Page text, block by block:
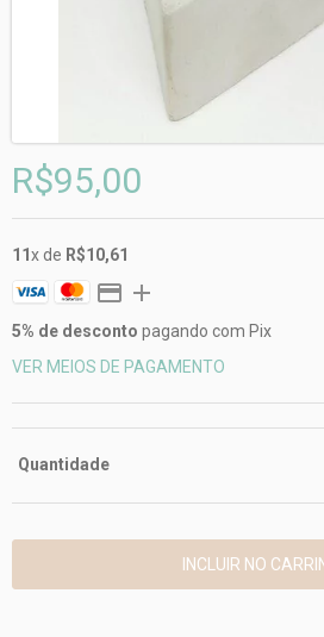
R$95,00
11x de R$10,61
5% de desconto pagando com Pix
VER MEIOS DE PAGAMENTO
Quantidade